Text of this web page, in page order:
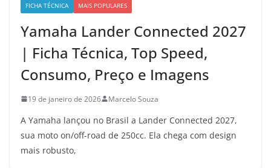
FICHA TÉCNICA MAIS POPULARES
Yamaha Lander Connected 2027
| Ficha Técnica, Top Speed,
Consumo, Preço e Imagens
19 de janeiro de 2026 Marcelo Souza
A Yamaha lançou no Brasil a Lander Connected 2027,
sua moto on/off-road de 250cc. Ela chega com design
mais robusto,